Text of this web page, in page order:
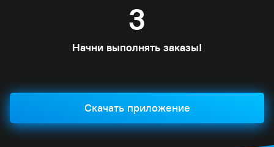
3
Начни выполнять заказы!
Скачать приложение